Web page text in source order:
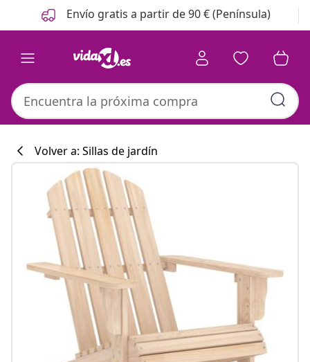
Anterior
Siguiente Envío gratis a partir de 90 € (Península)
#sharemevidaxl
Volver a: Sillas de jardín